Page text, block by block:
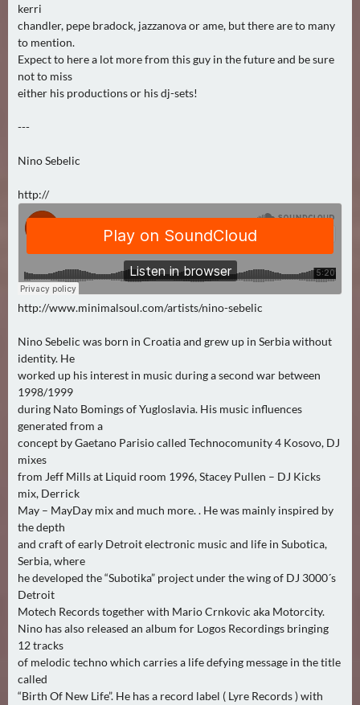
kerri
chandler, pepe bradock, jazzanova or ame, but there are to many
to mention.
Expect to here a lot more from this guy in the future and be sure
not to miss
either his productions or his dj-sets!
---
Nino Sebelic
http://
http://www.minimalsoul.com/artists/nino-sebelic
Nino Sebelic was born in Croatia and grew up in Serbia without
identity. He
worked up his interest in music during a second war between
1998/1999
during Nato Bomings of Yugloslavia. His music influences
generated from a
concept by Gaetano Parisio called Technocomunity 4 Kosovo, DJ
mixes
from Jeff Mills at Liquid room 1996, Stacey Pullen – DJ Kicks
mix, Derrick
May – MayDay mix and much more. . He was mainly inspired by
the depth
and craft of early Detroit electronic music and life in Subotica,
Serbia, where
he developed the “Subotika” project under the wing of DJ 3000´s
Detroit
Motech Records together with Mario Crnkovic aka Motorcity.
Nino has also released an album for Logos Recordings bringing
12 tracks
of melodic techno which carries a life defying message in the title
called
“Birth Of New Life”. He has a record label ( Lyre Records ) with